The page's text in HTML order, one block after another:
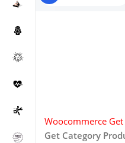
Woocommerce
Get Category